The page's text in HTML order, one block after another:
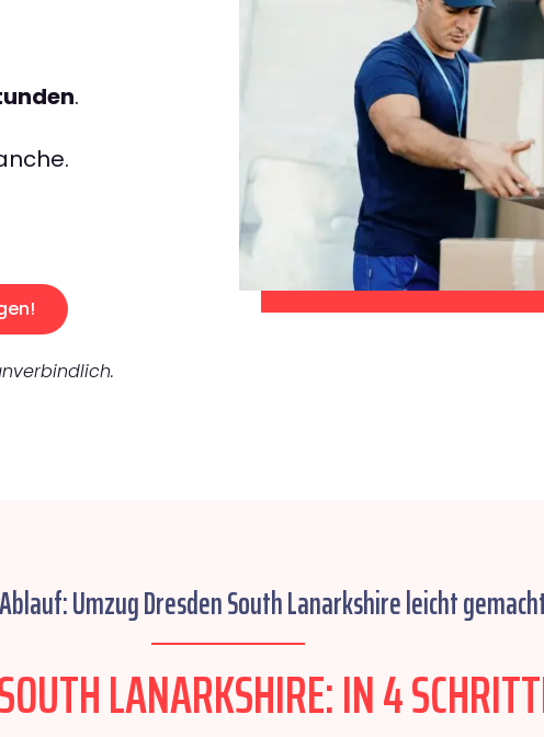
.
Umzug Dresden South Lanarkshire leicht
LANARKSHIRE: IN 4